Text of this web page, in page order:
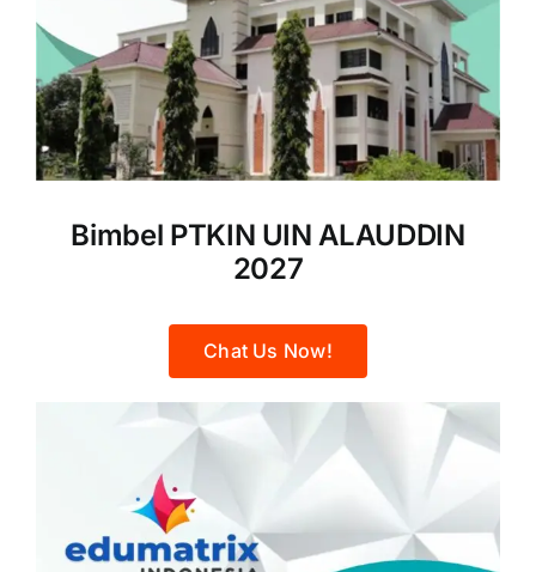
Bimbel PTKIN UIN ALAUDDIN
2027
Chat Us Now!